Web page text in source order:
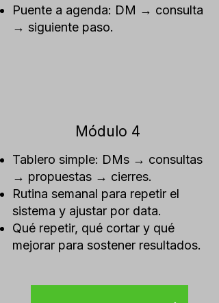
Puente a agenda: DM → consulta
→ siguiente paso.
Módulo 4
Tablero simple: DMs → consultas
→ propuestas → cierres.
Rutina semanal para repetir el
sistema y ajustar por data.
Qué repetir, qué cortar y qué
mejorar para sostener resultados.